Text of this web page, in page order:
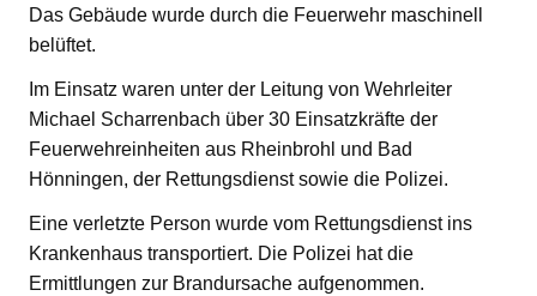
Das Gebäude wurde durch die Feuerwehr maschinell
belüftet.
Im Einsatz waren unter der Leitung von Wehrleiter
Michael Scharrenbach über 30 Einsatzkräfte der
Feuerwehreinheiten aus Rheinbrohl und Bad
Hönningen, der Rettungsdienst sowie die Polizei.
Eine verletzte Person wurde vom Rettungsdienst ins
Krankenhaus transportiert. Die Polizei hat die
Ermittlungen zur Brandursache aufgenommen.